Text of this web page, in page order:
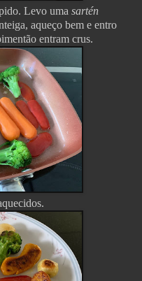
Levo uma sartén
aqueço bem e entro
entram crus.